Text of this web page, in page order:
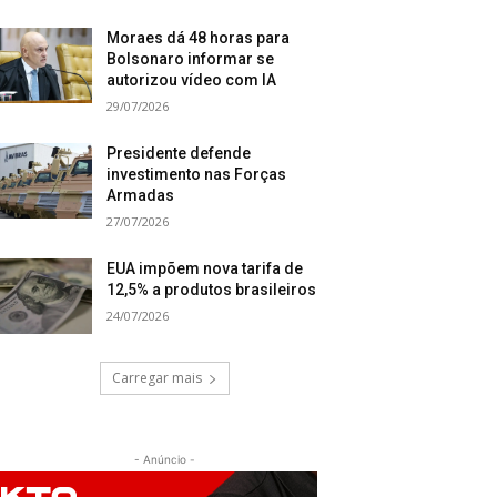
Moraes dá 48 horas para
Bolsonaro informar se
autorizou vídeo com IA
29/07/2026
Presidente defende
investimento nas Forças
Armadas
27/07/2026
EUA impõem nova tarifa de
12,5% a produtos brasileiros
24/07/2026
Carregar mais
- Anúncio -